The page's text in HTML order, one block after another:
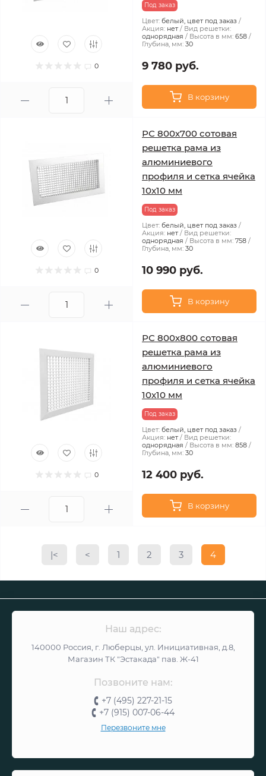
0
Под заказ
Цвет: белый, цвет под заказ
Акция: нет
Вид решетки:
однорядная
Высота в мм: 658
Глубина, мм: 30
9 780 руб.
В корзину
0
РС 800х700 сотовая
решетка рама из
алюминиевого
профиля и сетка ячейка
10x10 мм
Под заказ
Цвет: белый, цвет под заказ
Акция: нет
Вид решетки:
однорядная
Высота в мм: 758
Глубина, мм: 30
10 990 руб.
В корзину
0
РС 800х800 сотовая
решетка рама из
алюминиевого
профиля и сетка ячейка
10x10 мм
Под заказ
Цвет: белый, цвет под заказ
Акция: нет
Вид решетки:
однорядная
Высота в мм: 858
Глубина, мм: 30
12 400 руб.
В корзину
|< < 1 2 3 4
Наш адрес:
140000 Россия, г. Люберцы, ул. Инициативная, д.8,
Магазин ТК "Эстакада" пав. Ж-41
Позвоните нам:
+7 (495) 227-21-15
+7 (915) 007-06-44
Перезвоните мне